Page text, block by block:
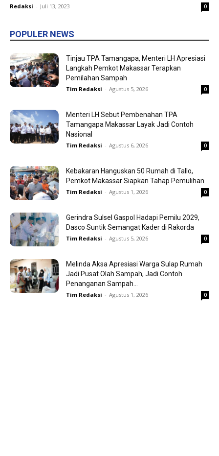
Redaksi - Juli 13, 2023 0
POPULER NEWS
Tinjau TPA Tamangapa, Menteri LH Apresiasi
Langkah Pemkot Makassar Terapkan
Pemilahan Sampah
Tim Redaksi - Agustus 5, 2026 0
Menteri LH Sebut Pembenahan TPA
Tamangapa Makassar Layak Jadi Contoh
Nasional
Tim Redaksi - Agustus 6, 2026 0
Kebakaran Hanguskan 50 Rumah di Tallo,
Pemkot Makassar Siapkan Tahap Pemulihan
Tim Redaksi - Agustus 1, 2026 0
Gerindra Sulsel Gaspol Hadapi Pemilu 2029,
Dasco Suntik Semangat Kader di Rakorda
Tim Redaksi - Agustus 5, 2026 0
Melinda Aksa Apresiasi Warga Sulap Rumah
Jadi Pusat Olah Sampah, Jadi Contoh
Penanganan Sampah...
Tim Redaksi - Agustus 1, 2026 0